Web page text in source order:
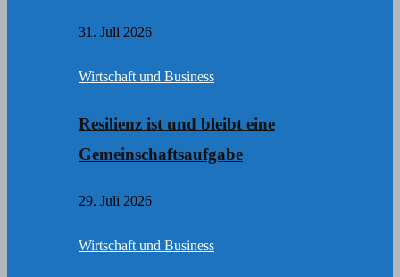
31. Juli 2026
Wirtschaft und Business
Resilienz ist und bleibt eine
Gemeinschaftsaufgabe
29. Juli 2026
Wirtschaft und Business